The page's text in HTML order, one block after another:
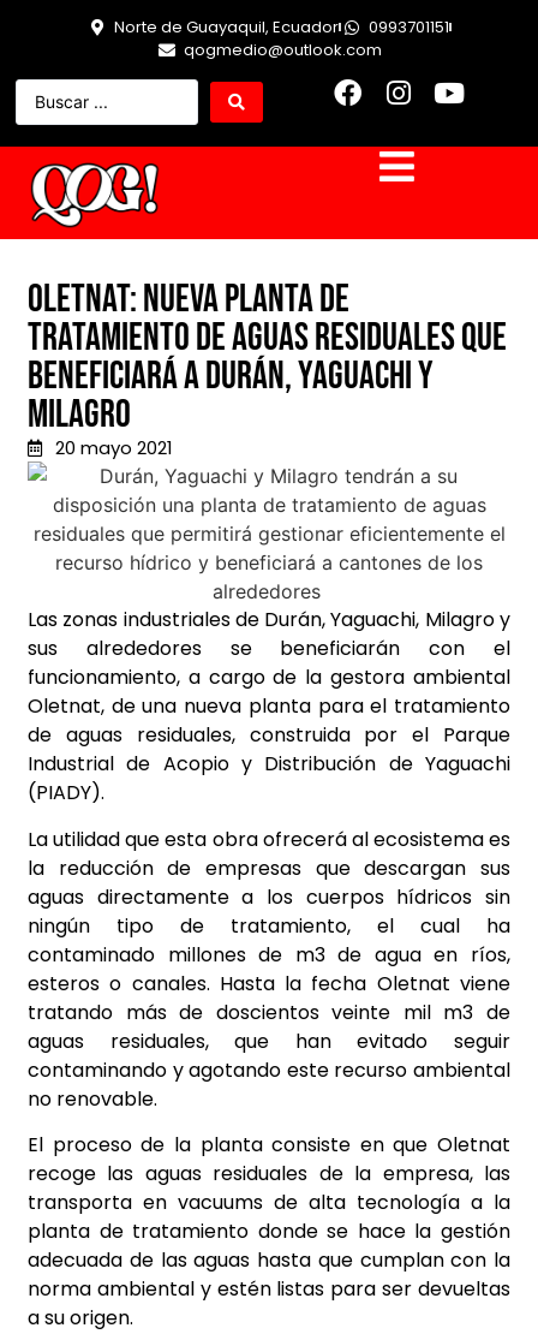
Norte de Guayaquil, Ecuador
0993701151
qogmedio@outlook.com
Oletnat: Nueva planta de
tratamiento de aguas residuales que
beneficiará a Durán, Yaguachi y
Milagro
20 mayo 2021
Las zonas industriales de Durán, Yaguachi, Milagro y
sus alrededores se beneficiarán con el
funcionamiento, a cargo de la gestora ambiental
Oletnat, de una nueva planta para el tratamiento
de aguas residuales, construida por el Parque
Industrial de Acopio y Distribución de Yaguachi
(PIADY).
La utilidad que esta obra ofrecerá al ecosistema es
la reducción de empresas que descargan sus
aguas directamente a los cuerpos hídricos sin
ningún tipo de tratamiento, el cual ha
contaminado millones de m3 de agua en ríos,
esteros o canales. Hasta la fecha Oletnat viene
tratando más de doscientos veinte mil m3 de
aguas residuales, que han evitado seguir
contaminando y agotando este recurso ambiental
no renovable.
El proceso de la planta consiste en que Oletnat
recoge las aguas residuales de la empresa, las
transporta en vacuums de alta tecnología a la
planta de tratamiento donde se hace la gestión
adecuada de las aguas hasta que cumplan con la
norma ambiental y estén listas para ser devueltas
a su origen.